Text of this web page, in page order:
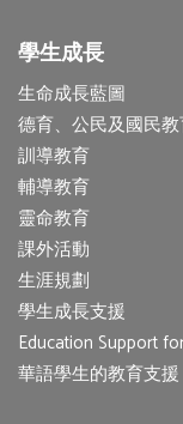
學生成長
生命成長藍圖
德育、公民及國民
訓導教育
輔導教育
靈命教育
課外活動
生涯規劃
學生成長支援
Education Support
華語學生的教育支援